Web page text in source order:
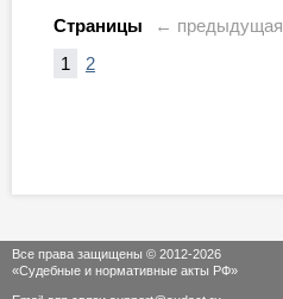
Страницы ← предыдущая
1
2
Все права защищены © 2012-2026
«Судебные и нормативные акты РФ»